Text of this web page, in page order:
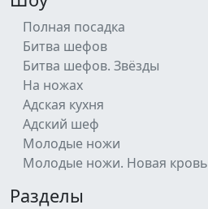
Полная посадка
Битва шефов
Битва шефов. Звёзды
На ножах
Адская кухня
Адский шеф
Молодые ножи
Молодые ножи. Новая кровь
Разделы